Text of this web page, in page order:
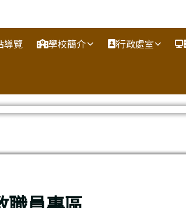
導覽 學校簡介 行政處室